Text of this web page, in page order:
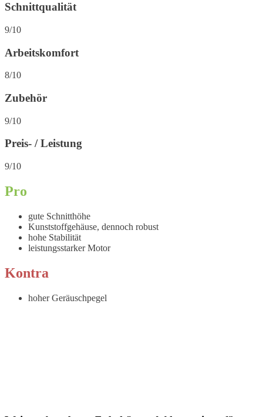
Schnittqualität
9/10
Arbeitskomfort
8/10
Zubehör
9/10
Preis- / Leistung
9/10
Pro
gute Schnitthöhe
Kunststoffgehäuse, dennoch robust
hohe Stabilität
leistungsstarker Motor
Kontra
hoher Geräuschpegel